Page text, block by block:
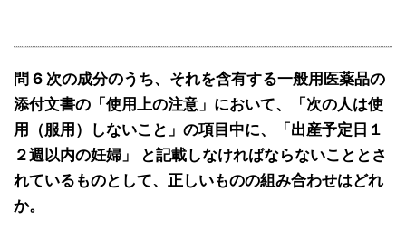
問 6 次の成分のうち、それを含有する一般用医薬品の
添付文書の「使用上の注意」において、「次の人は使
用（服用）しないこと」の項目中に、「出産予定日１
２週以内の妊婦」 と記載しなければならないこととさ
れているものとして、正しいものの組み合わせはどれ
か。